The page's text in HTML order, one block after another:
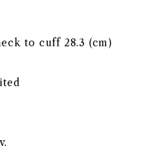
to cuff 28.3 (cm)